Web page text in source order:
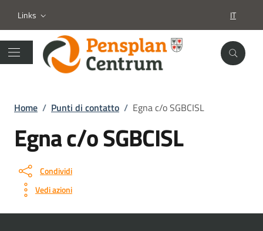
Links IT
Home / Punti di contatto / Egna c/o SGBCISL
Egna c/o SGBCISL
Condividi
Vedi azioni